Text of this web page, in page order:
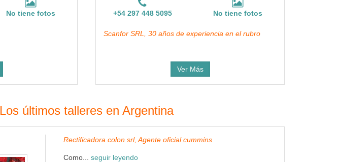
No tiene fotos +54 297 448 5095 No tiene fotos
Scanfor SRL, 30 años de experiencia en el rubro
Ver Más
Los últimos talleres en Argentina
Rectificadora colon srl, Agente oficial cummins
Como... seguir leyendo